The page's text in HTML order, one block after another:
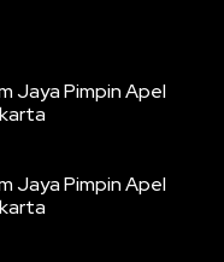
Jaya Pimpin Apel
Jaya Pimpin Apel